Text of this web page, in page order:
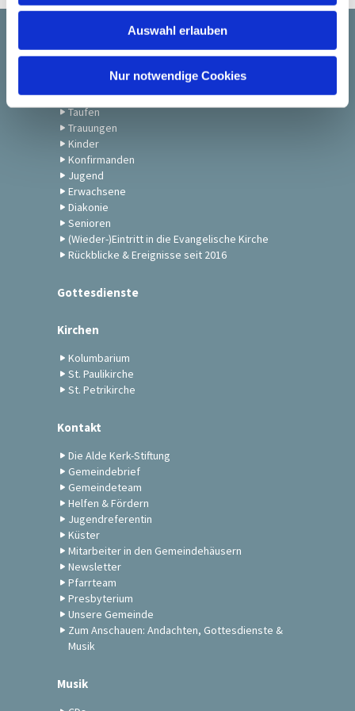
Auswahl erlauben
Nur notwendige Cookies
Startseite
Gemeindeleben
Taufen
Trauungen
Kinder
Konfirmanden
Jugend
Erwachsene
Diakonie
Senioren
(Wieder-)Eintritt in die Evangelische Kirche
Rückblicke & Ereignisse seit 2016
Gottesdienste
Kirchen
Kolumbarium
St. Paulikirche
St. Petrikirche
Kontakt
Die Alde Kerk-Stiftung
Gemeindebrief
Gemeindeteam
Helfen & Fördern
Jugendreferentin
Küster
Mitarbeiter in den Gemeindehäusern
Newsletter
Pfarrteam
Presbyterium
Unsere Gemeinde
Zum Anschauen: Andachten, Gottesdienste &
Musik
Musik